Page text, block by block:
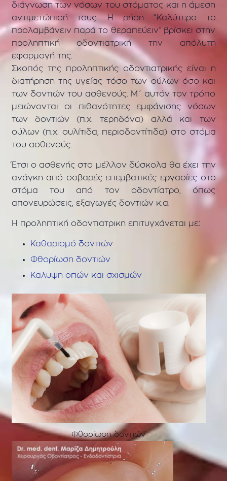
διάγνωση των νόσων του στόματος και η άμεση
αντιμετώπισή τους. Η ρήση “Καλύτερο το
προλαμβάνειν παρά το θεραπεύειν” βρίσκει στην
προληπτική οδοντιατρική την απόλυτη
εφαρμογή της.
Σκοπός της προληπτικής οδοντιατρικής είναι η
διατήρηση της υγείας τόσο των ούλων όσο και
των δοντιών του ασθενούς. Μ΄ αυτόν τον τρόπο
μειώνονται οι πιθανότητες εμφάνισης νόσων
των δοντιών (π.χ. τερηδόνα) αλλά και των
ούλων (π.χ. ουλίτιδα, περιοδοντίτιδα) στο στόμα
του ασθενούς.
Έτσι ο ασθενής στο μέλλον δύσκολα θα έχει την
ανάγκη από σοβαρές επεμβατικές εργασίες στο
στόμα του από τον οδοντίατρο, όπως
απονευρώσεις, εξαγωγές δοντιών κ.α.
Η προληπτική οδοντιατρικη επιτυγχάνεται με:
Καθαρισμό δοντιών
Φθορίωση δοντιών
Καλυψη οπών και σχισμών
Φθορίωση δοντιών